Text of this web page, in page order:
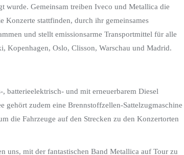
wurde. Gemeinsam treiben Iveco und Metallica die
Konzerte stattfinden, durch ihr gemeinsames
und stellt emissionsarme Transportmittel für alle
Kopenhagen, Oslo, Clisson, Warschau und Madrid.
batterieelektrisch- und mit erneuerbarem Diesel
gehört zudem eine Brennstoffzellen-Sattelzugmaschine
die Fahrzeuge auf den Strecken zu den Konzertorten
uns, mit der fantastischen Band Metallica auf Tour zu